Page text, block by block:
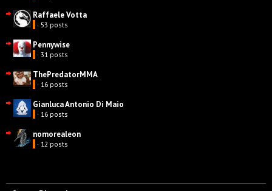
Raffaele Votta
· 53 posts
Pennywise
· 31 posts
ThePredatorMMA
· 16 posts
Gianluca Antonio Di Maio
· 16 posts
nomorealeon
· 12 posts